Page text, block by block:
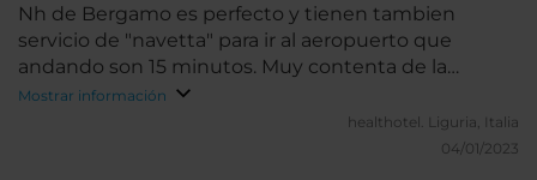
Nh de Bergamo es perfecto y tienen tambien
servicio de "navetta" para ir al aeropuerto que
andando son 15 minutos. Muy contenta de la
experiencia
Mostrar información
healthotel. Liguria, Italia
04/01/2023